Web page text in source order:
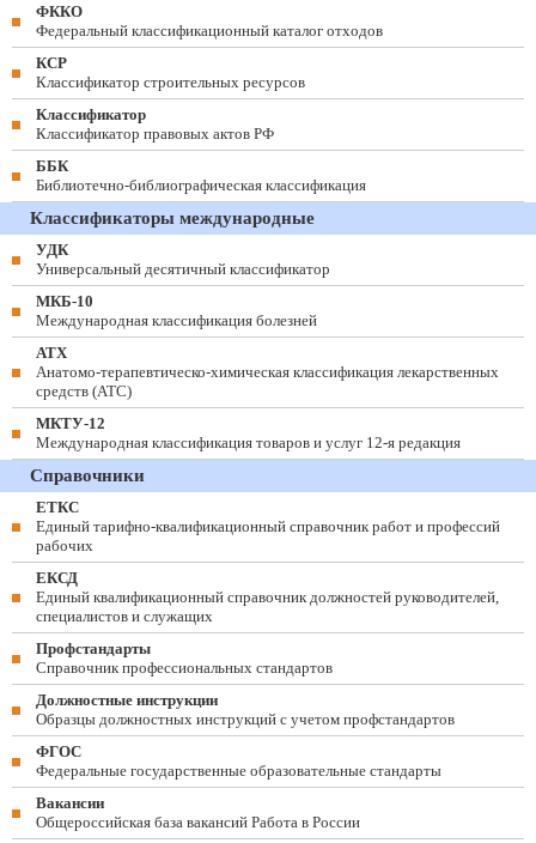
ФККО
Федеральный классификационный каталог отходов
КСР
Классификатор строительных ресурсов
Классификатор
Классификатор правовых актов РФ
ББК
Библиотечно-библиографическая классификация
Классификаторы международные
УДК
Универсальный десятичный классификатор
МКБ-10
Международная классификация болезней
АТХ
Анатомо-терапевтическо-химическая классификация лекарственных
средств (ATC)
МКТУ-12
Международная классификация товаров и услуг 12-я редакция
Справочники
ЕТКС
Единый тарифно-квалификационный справочник работ и профессий
рабочих
ЕКСД
Единый квалификационный справочник должностей руководителей,
специалистов и служащих
Профстандарты
Справочник профессиональных стандартов
Должностные инструкции
Образцы должностных инструкций с учетом профстандартов
ФГОС
Федеральные государственные образовательные стандарты
Вакансии
Общероссийская база вакансий Работа в России